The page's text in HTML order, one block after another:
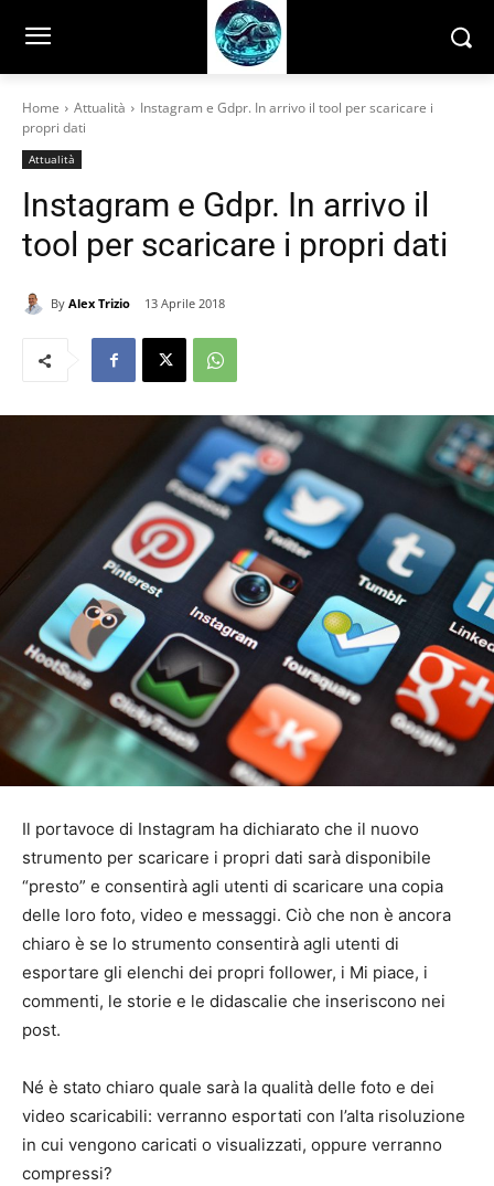
Home Attualità
Instagram e Gdpr. In arrivo il tool per scaricare i
propri dati
Attualità
Instagram e Gdpr. In arrivo il
tool per scaricare i propri dati
By Alex Trizio 13 Aprile 2018
Il portavoce di Instagram ha dichiarato che il nuovo
strumento per scaricare i propri dati sarà disponibile
“presto” e consentirà agli utenti di scaricare una copia
delle loro foto, video e messaggi. Ciò che non è ancora
chiaro è se lo strumento consentirà agli utenti di
esportare gli elenchi dei propri follower, i Mi piace, i
commenti, le storie e le didascalie che inseriscono nei
post.
Né è stato chiaro quale sarà la qualità delle foto e dei
video scaricabili: verranno esportati con l’alta risoluzione
in cui vengono caricati o visualizzati, oppure verranno
compressi?